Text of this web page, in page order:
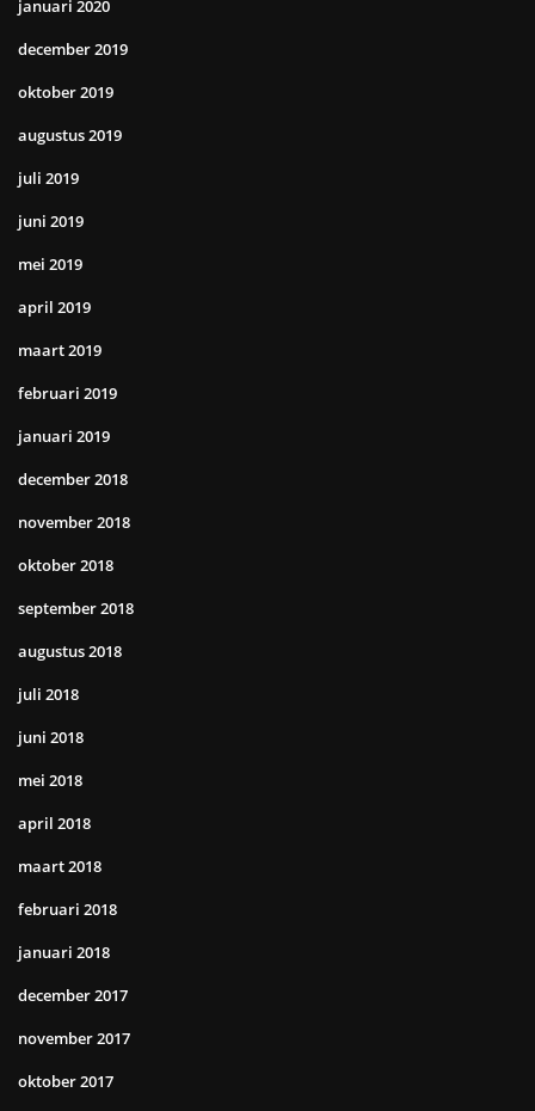
januari 2020
december 2019
oktober 2019
augustus 2019
juli 2019
juni 2019
mei 2019
april 2019
maart 2019
februari 2019
januari 2019
december 2018
november 2018
oktober 2018
september 2018
augustus 2018
juli 2018
juni 2018
mei 2018
april 2018
maart 2018
februari 2018
januari 2018
december 2017
november 2017
oktober 2017